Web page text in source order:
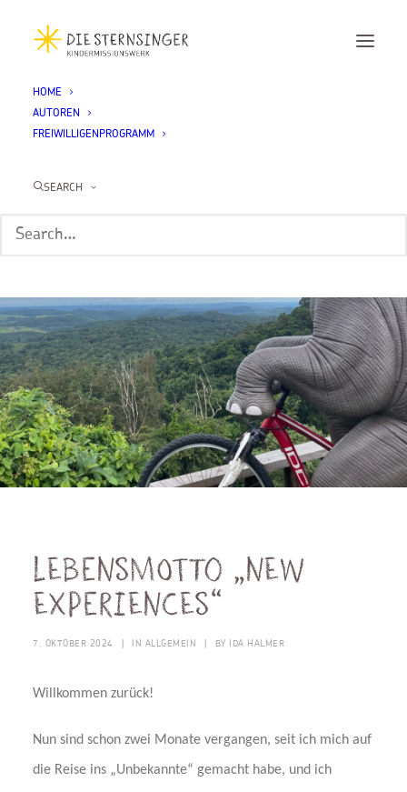
HOME
AUTOREN
FREIWILLIGENPROGRAMM
SEARCH
Lebensmotto „New
Experiences“
7. OKTOBER 2024 IN ALLGEMEIN BY IDA HALMER
Willkommen zurück!
Nun sind schon zwei Monate vergangen, seit ich mich auf
die Reise ins „Unbekannte“ gemacht habe, und ich